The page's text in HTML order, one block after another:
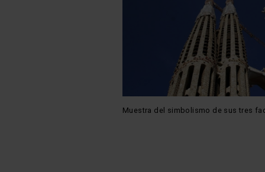
Muestra del simbolismo de sus tres